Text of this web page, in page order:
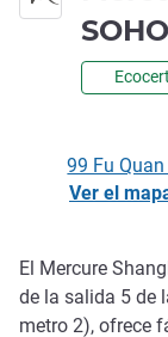
SOHO
99 Fu
Ver el
El Mercure
de la salida 5 de
metro 2), ofrece